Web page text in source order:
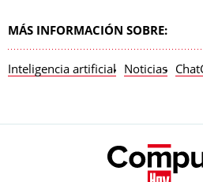
MÁS INFORMACIÓN SOBRE:
Inteligencia artificial Noticias